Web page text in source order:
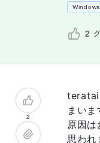
2
2
teratail
まいま
原因
思われ